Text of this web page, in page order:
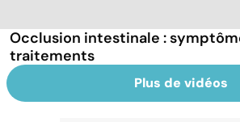
Occlusion intestinale :
traitements
Plus de vidéos